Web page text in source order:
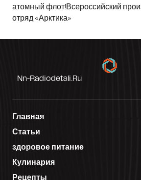
атомный флот!Всероссийский
отряд «Арктика»
Nn-Radiodetali.ru
Главная
Статьи
здоровое питание
Кулинария
Рецепты